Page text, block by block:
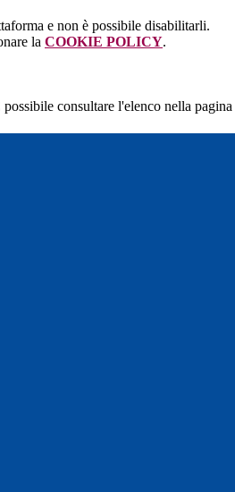
e non è possibile disabilitarli.
la COOKIE POLICY.
consultare l'elenco nella